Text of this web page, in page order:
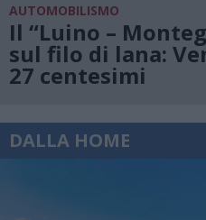
AUTOMOBILISMO
Il “Luino –
sul filo di lana:
27 centesimi
DALLA HOME